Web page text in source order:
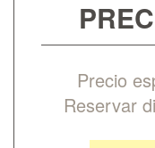
Precio
Reservar